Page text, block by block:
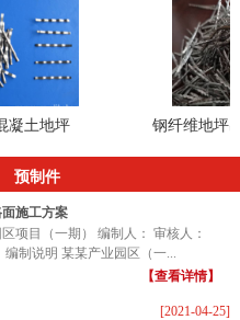
土地坪 钢纤维地坪出
预制件
施工方案
期） 编制人： 审核人：
制说明 某某产业园区（一...
【查看详情】
[2021-04-25]